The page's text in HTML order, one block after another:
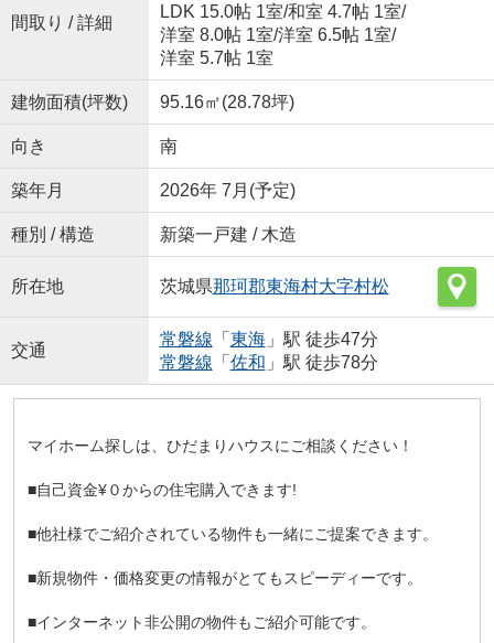
間取り / 詳細
LDK 15.0帖 1室/和室 4.7帖 1室/
洋室 8.0帖 1室/洋室 6.5帖 1室/
洋室 5.7帖 1室
建物面積(坪数) 95.16㎡(28.78坪)
向き 南
築年月 2026年 7月(予定)
種別 / 構造 新築一戸建 / 木造
所在地 茨城県那珂郡東海村大字村松
交通
常磐線 「 東海」駅 徒歩47分
常磐線 「 佐和 」駅 徒歩78分
マイホーム探しは、ひだまりハウスにご相談ください！
■自己資金¥０からの住宅購入できます!
■他社様でご紹介されている物件も一緒にご提案できます。
■新規物件・価格変更の情報がとてもスピーディーです。
■インターネット非公開の物件もご紹介可能です。